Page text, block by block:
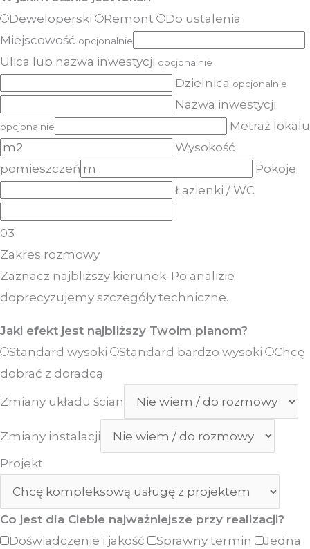
Deweloperski
Remont
Do ustalenia
Miejscowość opcjonalnie
Ulica lub nazwa inwestycji opcjonalnie
Dzielnica opcjonalnie
Nazwa inwestycji
opcjonalnie
Metraż lokalu
Wysokość
pomieszczeń
Pokoje
Łazienki / WC
03
Zakres rozmowy
Zaznacz najbliższy kierunek. Po analizie
doprecyzujemy szczegóły techniczne.
Jaki efekt jest najbliższy Twoim planom?
Standard wysoki
Standard bardzo wysoki
Chcę
dobrać z doradcą
Zmiany układu ścian
Zmiany instalacji
Projekt
Co jest dla Ciebie najważniejsze przy realizacji?
Doświadczenie i jakość
Sprawny termin
Jedna